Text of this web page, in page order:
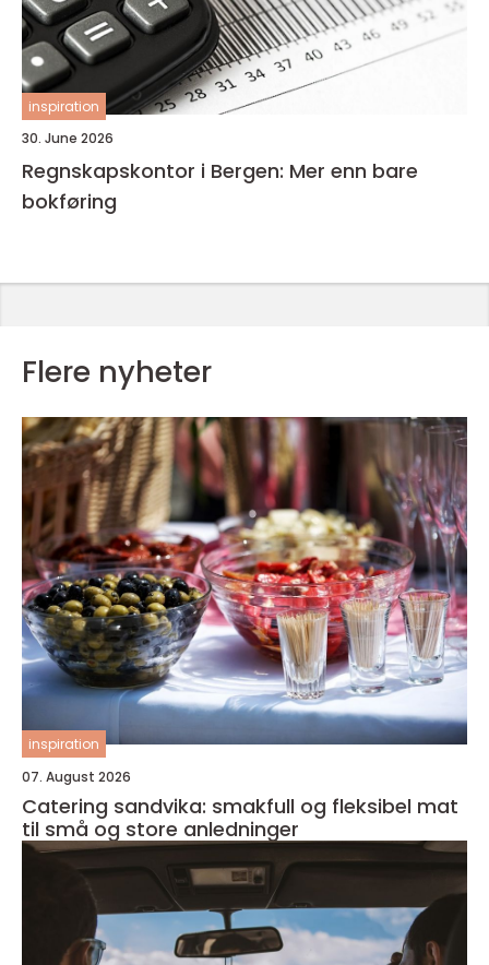
inspiration
30. June 2026
Regnskapskontor i Bergen: Mer enn bare
bokføring
Flere nyheter
inspiration
07. August 2026
Catering sandvika: smakfull og fleksibel mat
til små og store anledninger